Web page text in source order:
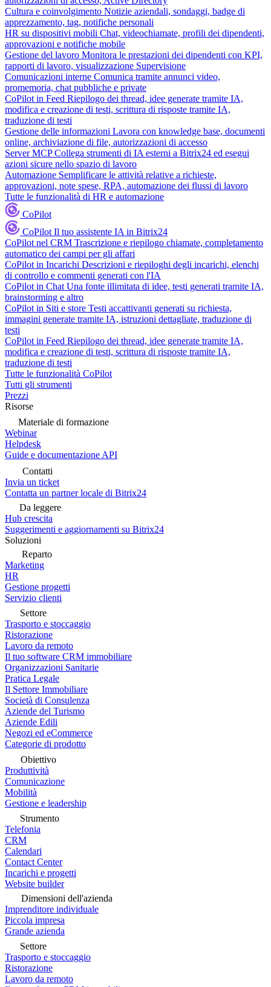
Cultura e coinvolgimento Notizie aziendali, sondaggi, badge di
apprezzamento, tag, notifiche personali
HR su dispositivi mobili Chat, videochiamate, profili dei dipendenti,
approvazioni e notifiche mobile
Gestione del lavoro Monitora le prestazioni dei dipendenti con KPI,
rapporti di lavoro, visualizzazione Supervisione
Comunicazioni interne Comunica tramite annunci video,
promemoria, chat pubbliche e private
CoPilot in Feed Riepilogo dei thread, idee generate tramite IA,
modifica e creazione di testi, scrittura di risposte tramite IA,
traduzione di testi
Gestione delle informazioni Lavora con knowledge base, documenti
online, archiviazione di file, autorizzazioni di accesso
Server MCP Collega strumenti di IA esterni a Bitrix24 ed esegui
azioni sicure nello spazio di lavoro
Automazione Semplificare le attività relative a richieste,
approvazioni, note spese, RPA, automazione dei flussi di lavoro
Tutte le funzionalità di HR e automazione
CoPilot
CoPilot Il tuo assistente IA in Bitrix24
CoPilot nel CRM Trascrizione e riepilogo chiamate, completamento
automatico dei campi per gli affari
CoPilot in Incarichi Descrizioni e riepiloghi degli incarichi, elenchi
di controllo e commenti generati con l'IA
CoPilot in Chat Una fonte illimitata di idee, testi generati tramite IA,
brainstorming e altro
CoPilot in Siti e store Testi accattivanti generati su richiesta,
immagini generate tramite IA, istruzioni dettagliate, traduzione di
testi
CoPilot in Feed Riepilogo dei thread, idee generate tramite IA,
modifica e creazione di testi, scrittura di risposte tramite IA,
traduzione di testi
Tutte le funzionalità CoPilot
Tutti gli strumenti
Prezzi
Risorse
Materiale di formazione
Webinar
Helpdesk
Guide e documentazione API
Contatti
Invia un ticket
Contatta un partner locale di Bitrix24
Da leggere
Hub crescita
Suggerimenti e aggiornamenti su Bitrix24
Soluzioni
Reparto
Marketing
HR
Gestione progetti
Servizio clienti
Settore
Trasporto e stoccaggio
Ristorazione
Lavoro da remoto
Il tuo software CRM immobiliare
Organizzazioni Sanitarie
Pratica Legale
Il Settore Immobiliare
Società di Consulenza
Aziende del Turismo
Aziende Edili
Negozi ed eCommerce
Categorie di prodotto
Obiettivo
Produttività
Comunicazione
Mobilità
Gestione e leadership
Strumento
Telefonia
CRM
Calendari
Contact Center
Incarichi e progetti
Website builder
Dimensioni dell'azienda
Imprenditore individuale
Piccola impresa
Grande azienda
Settore
Trasporto e stoccaggio
Ristorazione
Lavoro da remoto